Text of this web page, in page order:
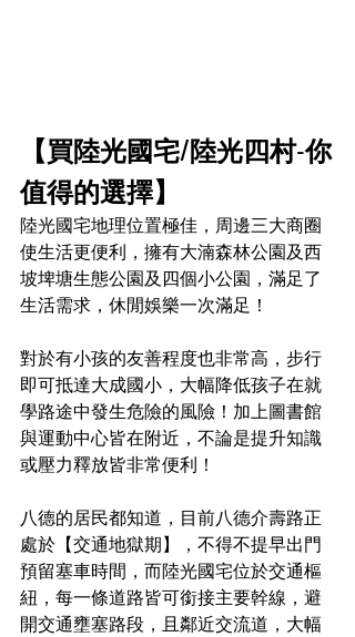
【買陸光國宅/陸光四村-你
值得的選擇】
陸光國宅地理位置極佳，周邊三大商圈
使生活更便利，擁有大湳森林公園及西
坡埤塘生態公園及四個小公園，滿足了
生活需求，休閒娛樂一次滿足！
對於有小孩的友善程度也非常高，步行
即可抵達大成國小，大幅降低孩子在就
學路途中發生危險的風險！加上圖書館
與運動中心皆在附近，不論是提升知識
或壓力釋放皆非常便利！
八德的居民都知道，目前八德介壽路正
處於【交通地獄期】，不得不提早出門
預留塞車時間，而陸光國宅位於交通樞
紐，每一條道路皆可銜接主要幹線，避
開交通壅塞路段，且鄰近交流道，大幅